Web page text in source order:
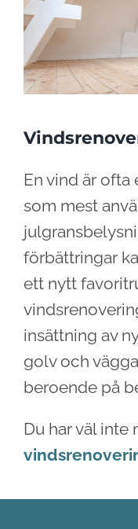
En vind är
som mest
förbättringar
ett nytt
insättning av
golv och
beroende på
Du har väl inte